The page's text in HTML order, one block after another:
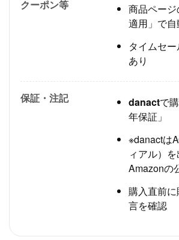
クーポン等
商品ペー
適用」で自
タイムセ
あり
保証・注記 danactで
年保証」
※danactは
ィアル）
Amazonの
購入直前
言を確認